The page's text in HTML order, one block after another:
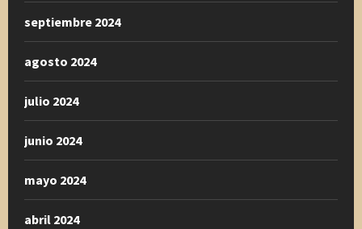
septiembre 2024
agosto 2024
julio 2024
junio 2024
mayo 2024
abril 2024